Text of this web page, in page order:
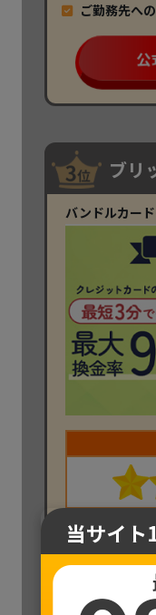
ご勤務先へ
公
ブリ
バンドルカード
最大換
98.7
後払いア